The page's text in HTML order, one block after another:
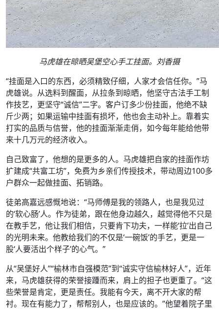
马虎雄在晾晒吴堡空心手工挂面。刘香摄
“挂面是入口的东西，必须精致仔细，人家才会信任你。”马
虎雄说。从选料到醒面，从拉条到晾晒，他坚守古法手工制
作技艺，更坚守“诚信”二字。客户订多少份挂面，他绝不缺
斤少两；如果运输中挂面有损坏，他也会主动补上。靠着实
打实的品质与信誉，他的挂面渐渐走俏，如今每年能给他带
来十几万元的经济收入。
自己致富了，他想的是更多的人。马虎雄把自家的挂面作坊
扩建成“共富工坊”，免费为乡亲们传授技术，带动周边100多
户群众一起做挂面、拓销路。
徒弟高嘉远感慨地说：“马师傅是我的领路人，也是我见过
的‘软心肠’人。作为徒弟，跟在他身边越久，越觉得他不只是
在教手艺，他让我们相信，只要肯下功夫，一样能‘拉’出自己
的光明未来。他教给我们的不仅是‘一碗饭’的手艺，更是一
股‘人要活出个样子’的心气。”
从“吴堡好人”“榆林市自强模范”到“诚实守信榆林好人”，近年
来，马虎雄获得的荣誉接踵而来，肩上的担子也更重了。“这
些荣誉是肯定，更是责任。我能有今天，离不开大家的帮
衬。现在有能力了，帮帮别人，也是应该的。”他望着院子里